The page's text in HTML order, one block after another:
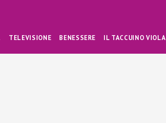
TELEVISIONE BENESSERE IL TACCUINO VIOLA